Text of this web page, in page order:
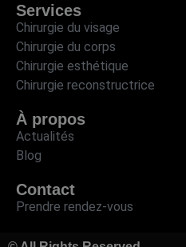
Services
Chirurgie du visage
Chirurgie du corps
Chirurgie esthétique
Chirurgie reconstructrice
À propos
Actualités
Blog
Contact
Prendre rendez-vous